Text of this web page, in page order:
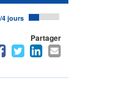
4 jours
Partager